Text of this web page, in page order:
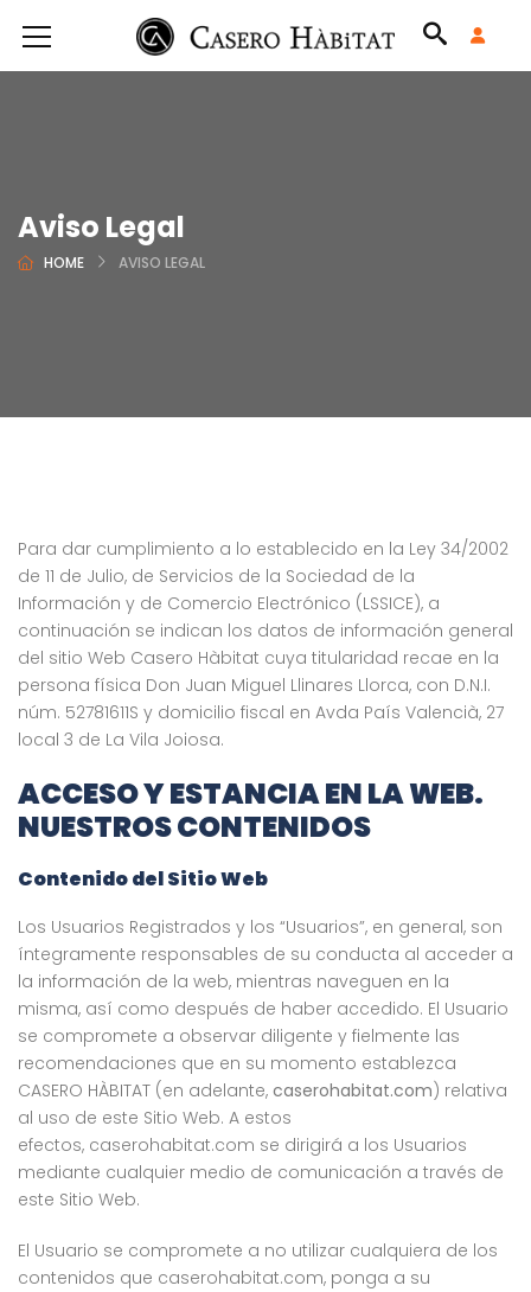
Aviso Legal
HOME AVISO LEGAL
Para dar cumplimiento a lo establecido en la Ley 34/2002
de 11 de Julio, de Servicios de la Sociedad de la
Información y de Comercio Electrónico (LSSICE), a
continuación se indican los datos de información general
del sitio Web Casero Hàbitat cuya titularidad recae en la
persona física Don Juan Miguel Llinares Llorca, con D.N.I.
núm. 52781611S y domicilio fiscal en Avda País Valencià, 27
local 3 de La Vila Joiosa.
ACCESO Y ESTANCIA EN LA WEB.
NUESTROS CONTENIDOS
Contenido del Sitio Web
Los Usuarios Registrados y los “Usuarios”, en general, son
íntegramente responsables de su conducta al acceder a
la información de la web, mientras naveguen en la
misma, así como después de haber accedido. El Usuario
se compromete a observar diligente y fielmente las
recomendaciones que en su momento establezca
CASERO HÀBITAT (en adelante, caserohabitat.com) relativa
al uso de este Sitio Web. A estos
efectos, caserohabitat.com se dirigirá a los Usuarios
mediante cualquier medio de comunicación a través de
este Sitio Web.
El Usuario se compromete a no utilizar cualquiera de los
contenidos que caserohabitat.com, ponga a su